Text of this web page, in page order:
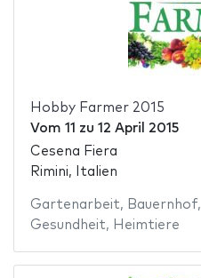
Hobby Farmer 2015
Vom 11 zu 12 April 2015
Cesena Fiera
Rimini, Italien
Gartenarbeit, Bauernhof,
Gesundheit, Heimtiere